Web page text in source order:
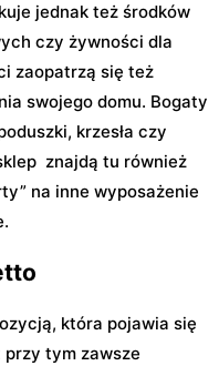
jednak też środków
czy żywności dla
zaopatrzą się też
swojego domu. Bogaty
krzesła czy
znajdą tu również
na inne wyposażenie
która pojawia się
tym zawsze